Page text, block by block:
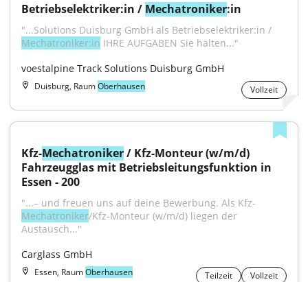
Betriebselektriker:in / Mechatroniker:in
Mechatroniker:in IHRE AUFGABEN Sie halten..."
voestalpine Track Solutions Duisburg GmbH
Duisburg, RaumOberhausen Vollzeit
Kfz-Mechatroniker / Kfz-Monteur (w/m/d)
Fahrzeugglas mit Betriebsleitungsfunktion in
Essen - 200
"...– und freuen uns auf deine Bewerbung. Als Kfz-
Mechatroniker/Kfz-Monteur (w/m/d) liegen der
Austausch..."
Carglass GmbH
Essen, RaumOberhausen Teilzeit Vollzeit